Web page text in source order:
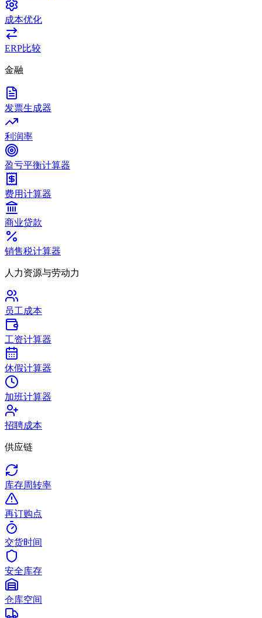
成本优化
ERP比较
金融
发票生成器
利润率
盈亏平衡计算器
费用计算器
商业贷款
销售税计算器
人力资源与劳动力
员工成本
工资计算器
休假计算器
加班计算器
招聘成本
供应链
库存周转率
再订购点
交货时间
安全库存
仓库空间